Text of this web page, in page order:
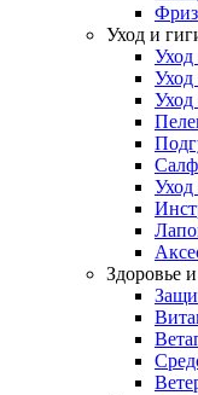
Уход и
Уход
Уход
Уход
Уход
Здоровье